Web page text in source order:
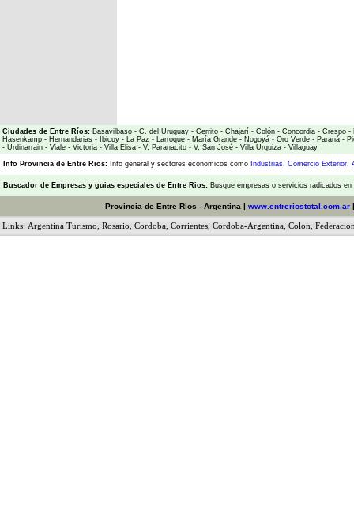
Ciudades de Entre Ríos: Basavilbaso - C. del Uruguay - Cerrito - Chajarí - Colón - Concordia - Crespo -
Hasenkamp - Hernandarias - Ibicuy - La Paz - Larroque - María Grande - Nogoyá - Oro Verde - Paraná -
- Urdinarrain - Viale - Victoria - Villa Elisa - V. Paranacito - V. San José - Villa Urquiza - Villaguay
Info Provincia de Entre Rios: Info general y sectores economicos como Industrias, Comercio Exterior,
Buscador de Empresas y guias especiales de Entre Rios: Busque empresas o servicios radicados
Provincia de Entre Rios - Argentina | www.entreriostotal.com.ar
Links: Argentina Turismo Rosario Cordoba Corrientes Cordoba-Argentina Colon